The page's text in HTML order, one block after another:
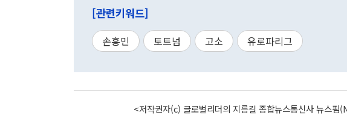
[관련키워드]
손흥민 토트넘 고소 유로파리그
<저작권자(c) 글로벌리더의 지름길 종합뉴스통신사 뉴스